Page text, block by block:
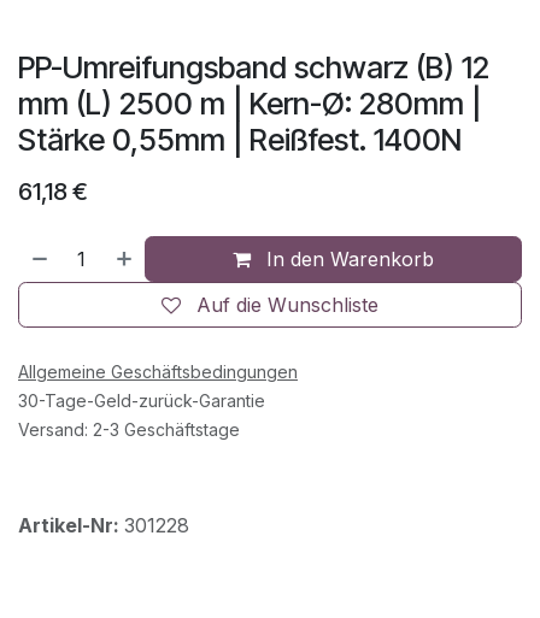
PP-Umreifungsband schwarz (B) 12
mm (L) 2500 m | Kern-Ø: 280mm |
Stärke 0,55mm | Reißfest. 1400N
61,18€
In den Warenkorb
Auf die Wunschliste
Allgemeine Geschäftsbedingungen
30-Tage-Geld-zurück-Garantie
Versand: 2-3 Geschäftstage
Artikel-Nr: 301228